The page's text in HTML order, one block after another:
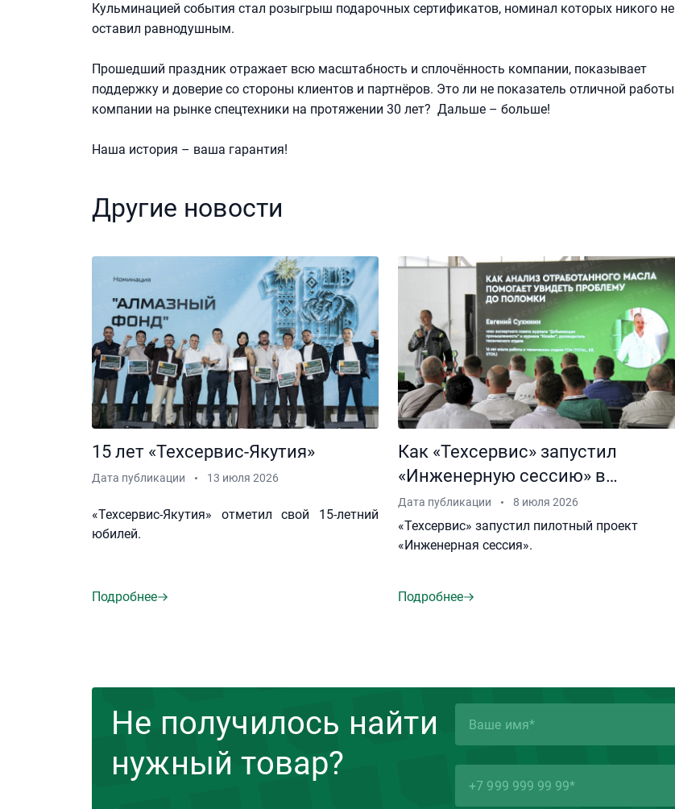
Кульминацией события стал розыгрыш подарочных сертификатов, номинал которых никого не
оставил равнодушным.
Прошедший праздник отражает всю масштабность и сплочённость компании, показывает
поддержку и доверие со стороны клиентов и партнёров. Это ли не показатель отличной работы
компании на рынке спецтехники на протяжении 30 лет? Дальше – больше!
Наша история – ваша гарантия!
Другие новости
15 лет «Техсервис-Якутия»
Дата публикации 13 июля 2026
«Техсервис-Якутия» отметил свой 15-летний
юбилей.
Подробнее
Как «Техсервис» запустил
«Инженерную сессию» в
Хабаровске.
Дата публикации 8 июля 2026
«Техсервис» запустил пилотный проект
«Инженерная сессия».
Подробнее
Не получилось найти
нужный товар?